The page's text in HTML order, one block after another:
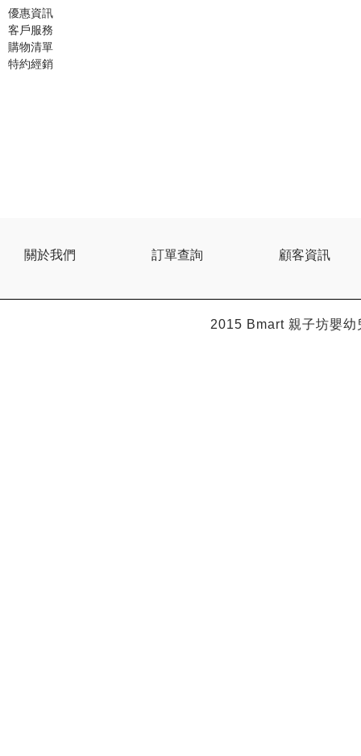
優惠資訊
客戶服務
購物清單
特約經銷
關於我們 訂單查詢 顧客資訊
2015 Bmart親子坊嬰幼